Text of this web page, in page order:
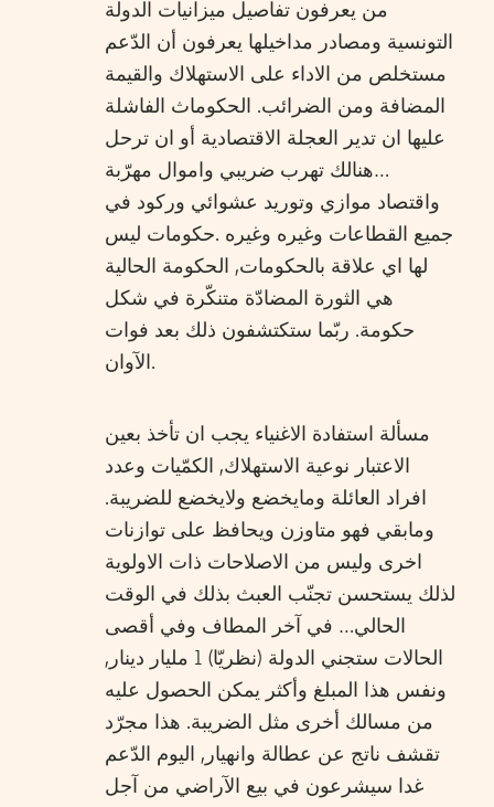
من يعرفون تفاصيل ميزانيات الدولة
التونسية ومصادر مداخيلها يعرفون أن الدّعم
مستخلص من الاداء على الاستهلاك والقيمة
المضافة ومن الضرائب. الحكوماث الفاشلة
عليها ان تدير العجلة الاقتصادية أو ان ترحل
…هنالك تهرب ضريبي واموال مهرّبة
واقتصاد موازي وتوريد عشوائي وركود في
جميع القطاعات وغيره وغيره .حكومات ليس
لها اي علاقة بالحكومات, الحكومة الحالية
هي الثورة المضادّة متنكّرة في شكل
حكومة. ربّما ستكتشفون ذلك بعد فوات
الآوان.
مسألة استفادة الاغنياء يجب ان تأخذ بعين
الاعتبار نوعية الاستهلاك, الكمّيات وعدد
افراد العائلة ومايخضع ولايخضع للضريبة.
ومابقي فهو متاوزن ويحافظ على توازنات
اخرى وليس من الاصلاحات ذات الاولوية
لذلك يستحسن تجنّب العبث بذلك في الوقت
الحالي… في آخر المطاف وفي أقصى
الحالات ستجني الدولة (نظريّا) 1 مليار دينار,
ونفس هذا المبلغ وأكثر يمكن الحصول عليه
من مسالك أخرى مثل الضريبة. هذا مجرّد
تقشف ناتج عن عطالة وانهيار, اليوم الدّعم
غدا سيشرعون في بيع الآراضي من آجل